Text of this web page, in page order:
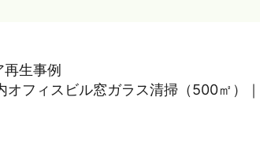
生事例
オフィスビル窓ガラス清掃（500㎡）